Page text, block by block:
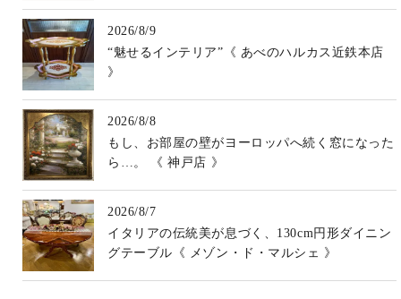
2026/8/9
“魅せるインテリア”《 あべのハルカス近鉄本店
》
2026/8/8
もし、お部屋の壁がヨーロッパへ続く窓になった
ら…。 《 神戸店 》
2026/8/7
イタリアの伝統美が息づく、130cm円形ダイニン
グテーブル《 メゾン・ド・マルシェ 》